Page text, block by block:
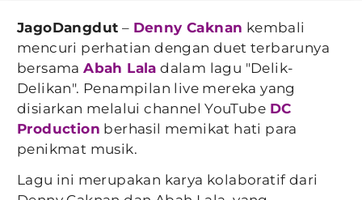
JagoDangdut – Denny Caknan kembali
mencuri perhatian dengan duet terbarunya
bersamaAbah Lala dalam lagu "Delik-
Delikan". Penampilan live mereka yang
disiarkan melalui channel YouTube DC
Production berhasil memikat hati para
penikmat musik.
Lagu ini merupakan karya kolaboratif dari